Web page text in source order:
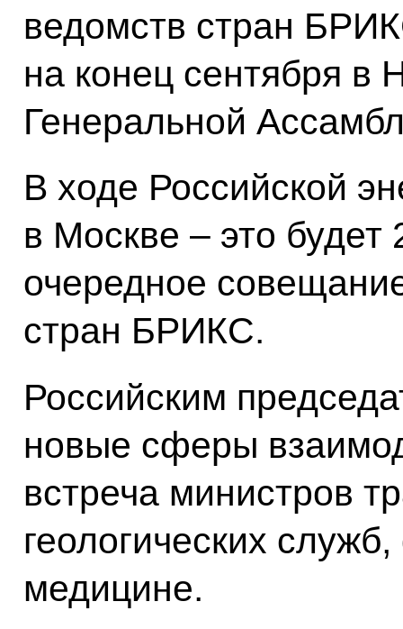
ведомств стран
на конец сентября в
Генеральной
В ходе Российской
в Москве – это будет
очередное
стран БРИКС.
Российским
новые сферы
встреча министров
геологических
медицине.